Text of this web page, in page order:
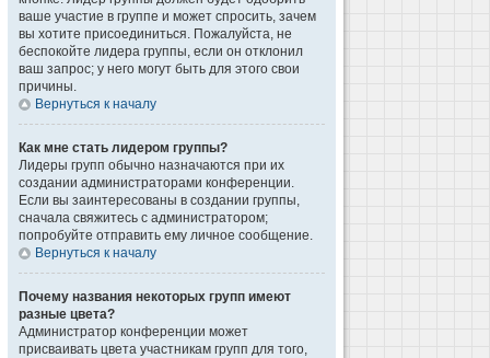
ваше участие в группе и может спросить, зачем
вы хотите присоединиться. Пожалуйста, не
беспокойте лидера группы, если он отклонил
ваш запрос; у него могут быть для этого свои
причины.
Вернуться к началу
Как мне стать лидером группы?
Лидеры групп обычно назначаются при их
создании администраторами конференции.
Если вы заинтересованы в создании группы,
сначала свяжитесь с администратором;
попробуйте отправить ему личное сообщение.
Вернуться к началу
Почему названия некоторых групп имеют
разные цвета?
Администратор конференции может
присваивать цвета участникам групп для того,